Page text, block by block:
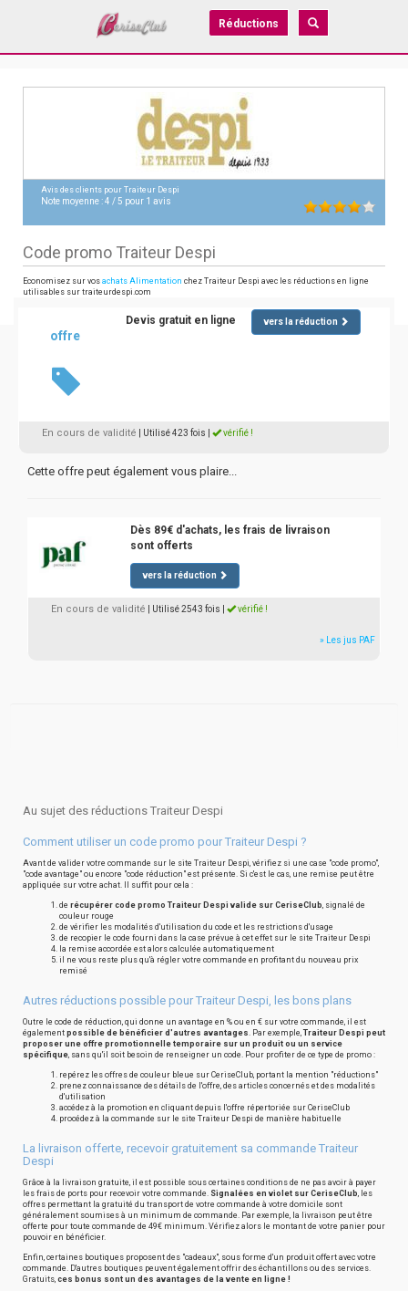
Réductions
Avis des clients pour Traiteur Despi
Note moyenne :4 /5 pour 1 avis
Code promo Traiteur Despi
Economisez sur vos achats Alimentation chez Traiteur Despi avec les réductions en ligne
utilisables sur traiteurdespi.com
offre
Devis gratuit en ligne vers la réduction
En cours de validité | Utilisé 423 fois vérifié !
Cette offre peut également vous plaire...
Dès 89€ d'achats, les frais de livraison
sont offerts
vers la réduction
En cours de validité | Utilisé 2543 fois vérifié !
» Les jus PAF
Au sujet des réductions Traiteur Despi
Comment utiliser un code promo pour Traiteur Despi ?
Avant de valider votre commande sur le site Traiteur Despi, vérifiez si une case "code promo",
"code avantage" ou encore "code réduction" est présente. Si c'est le cas, une remise peut être
appliquée sur votre achat. Il suffit pour cela :
de récupérer code promo Traiteur Despi valide sur CeriseClub, signalé de
couleur rouge
de vérifier les modalités d'utilisation du code et les restrictions d'usage
de recopier le code fourni dans la case prévue à cet effet sur le site Traiteur Despi
la remise accordée est alors calculée automatiquement
il ne vous reste plus qu'à régler votre commande en profitant du nouveau prix
remisé
Autres réductions possible pour Traiteur Despi, les bons plans
Outre le code de réduction, qui donne un avantage en % ou en € sur votre commande, il est
également possible de bénéficier d'autres avantages. Par exemple,Traiteur Despi peut
proposer une offre promotionnelle temporaire sur un produit ou un service
spécifique, sans qu'il soit besoin de renseigner un code. Pour profiter de ce type de promo :
repérez les offres de couleur bleue sur CeriseClub, portant la mention "réductions"
prenez connaissance des détails de l'offre, des articles concernés et des modalités
d'utilisation
accédez à la promotion en cliquant depuis l'offre répertoriée sur CeriseClub
procédez à la commande sur le site Traiteur Despi de manière habituelle
La livraison offerte, recevoir gratuitement sa commande Traiteur
Despi
Grâce à la livraison gratuite, il est possible sous certaines conditions de ne pas avoir à payer
les frais de ports pour recevoir votre commande. Signalées en violet sur CeriseClub, les
offres permettant la gratuité du transport de votre commande à votre domicile sont
généralement soumises à un minimum de commande. Par exemple, la livraison peut être
offerte pour toute commande de 49€ minimum. Vérifiez alors le montant de votre panier pour
pouvoir en bénéficier.
Enfin, certaines boutiques proposent des "cadeaux", sous forme d'un produit offert avec votre
commande. D'autres boutiques peuvent également offrir des échantillons ou des services.
Gratuits, ces bonus sont un des avantages de la vente en ligne !